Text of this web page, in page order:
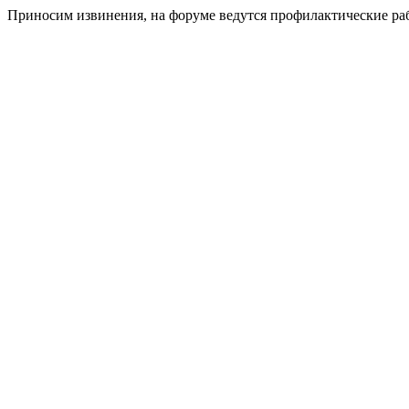
Приносим извинения, на форуме ведутся профилактические